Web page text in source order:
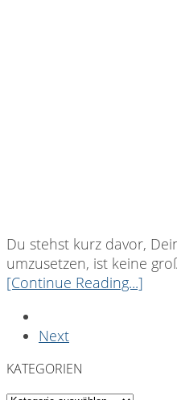
Du stehst kurz davor,
umzusetzen, ist keine
[Continue Reading...]
Next
KATEGORIEN